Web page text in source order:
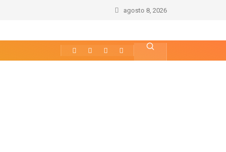
agosto 8, 2026